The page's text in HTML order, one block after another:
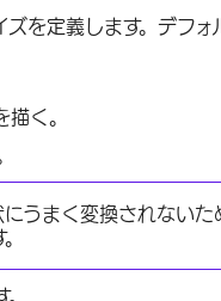
を定義します。デフォ
描く。
うまく変換されないた